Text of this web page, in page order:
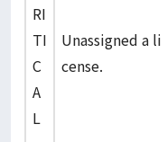
RI
TI
C
A
L
Unassigned a li
cense.